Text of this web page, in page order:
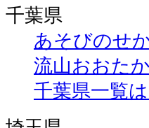
千葉県
あそびのせ
流山おおた
千葉県一覧